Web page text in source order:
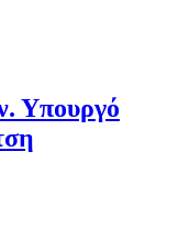
Υπουργό